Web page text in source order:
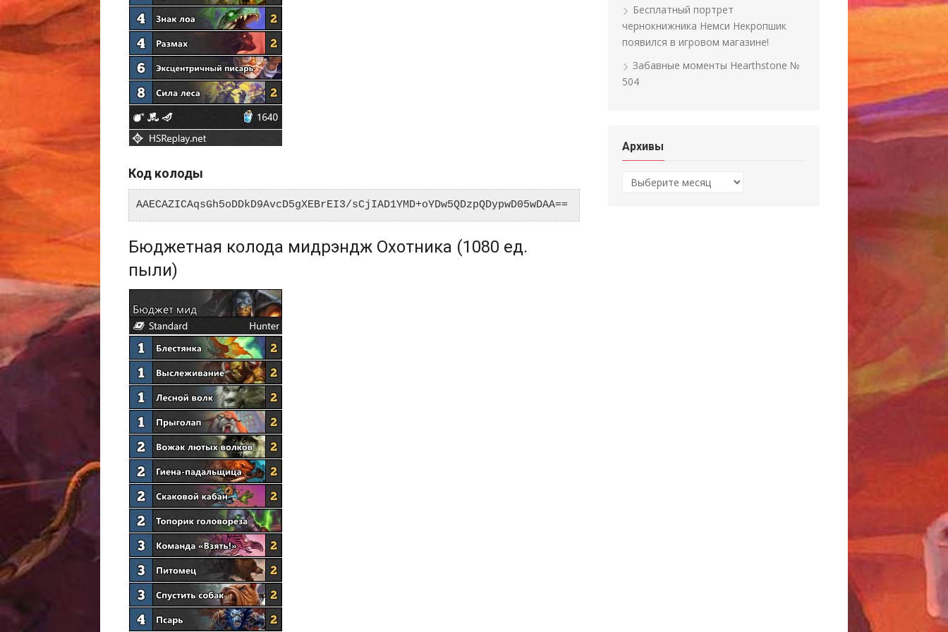
Код колоды
AAECAZICAqsGh5oDDkD9AvcD5gXEBrEI3/sCjIAD1YMD+oYDw5QDzpQDypwD05wDAA==
Бюджетная колода мидрэндж Охотника (1080 ед.
пыли)
Бесплатный портрет
чернокнижника Немси Некропшик
появился в игровом магазине!
Забавные моменты Hearthstone №
504
Архивы
Архивы